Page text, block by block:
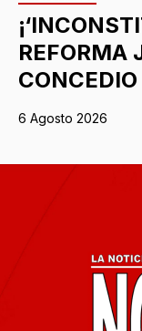
REFORMA
6 Agosto 2026